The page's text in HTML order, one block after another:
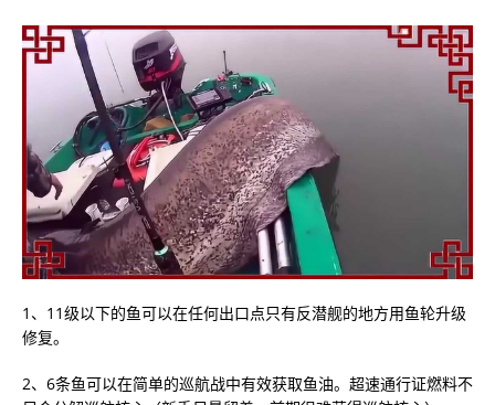
1、11级以下的鱼可以在任何出口点只有反潜舰的地方用鱼轮升级
修复。
2、6条鱼可以在简单的巡航战中有效获取鱼油。超速通行证燃料不